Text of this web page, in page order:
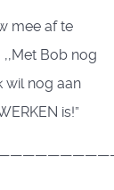
mee af te
,,Met Bob nog
wil nog aan
is!”